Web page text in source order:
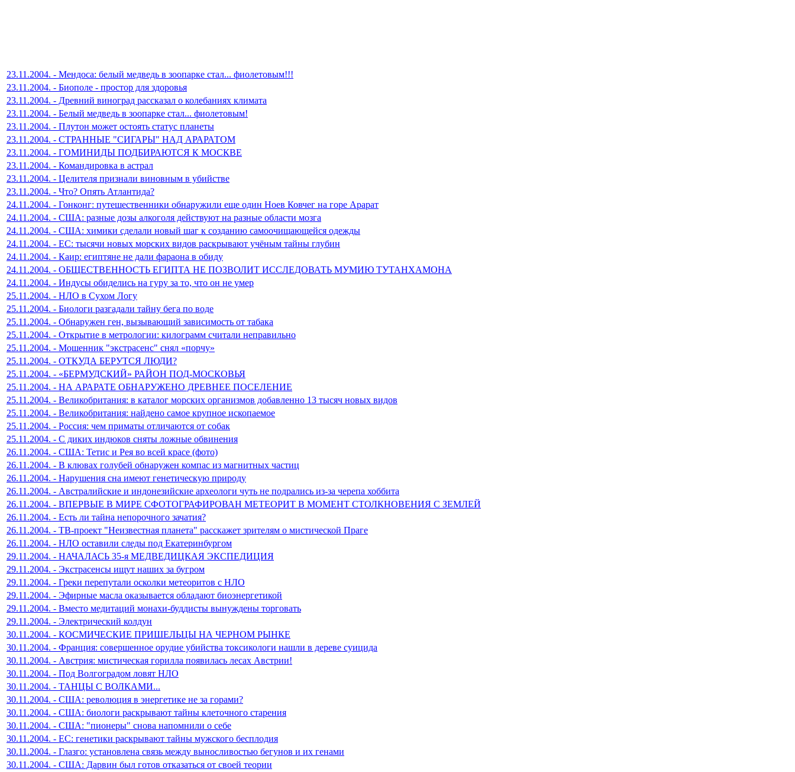
23.11.2004. - Мендоса: белый медведь в зоопарке стал... фиолетовым!!!
23.11.2004. - Биополе - простор для здоровья
23.11.2004. - Древний виноград рассказал о колебаниях климата
23.11.2004. - Белый медведь в зоопарке стал... фиолетовым!
23.11.2004. - Плутон может остоять статус планеты
23.11.2004. - СТРАННЫЕ "СИГАРЫ" НАД АРАРАТОМ
23.11.2004. - ГОМИНИДЫ ПОДБИРАЮТСЯ К МОСКВЕ
23.11.2004. - Командировка в астрал
23.11.2004. - Целителя признали виновным в убийстве
23.11.2004. - Что? Опять Атлантида?
24.11.2004. - Гонконг: путешественники обнаружили еще один Ноев Ковчег на горе Арарат
24.11.2004. - США: разные дозы алкоголя действуют на разные области мозга
24.11.2004. - США: химики сделали новый шаг к созданию самоочищающейся одежды
24.11.2004. - ЕС: тысячи новых морских видов раскрывают учёным тайны глубин
24.11.2004. - Каир: египтяне не дали фараона в обиду
24.11.2004. - ОБЩЕСТВЕННОСТЬ ЕГИПТА НЕ ПОЗВОЛИТ ИССЛЕДОВАТЬ МУМИЮ ТУТАНХАМОНА
24.11.2004. - Индусы обиделись на гуру за то, что он не умер
25.11.2004. - НЛО в Сухом Логу
25.11.2004. - Биологи разгадали тайну бега по воде
25.11.2004. - Обнаружен ген, вызывающий зависимость от табака
25.11.2004. - Открытие в метрологии: килограмм считали неправильно
25.11.2004. - Мошенник "экстрасенс" снял «порчу»
25.11.2004. - ОТКУДА БЕРУТСЯ ЛЮДИ?
25.11.2004. - «БЕРМУДСКИЙ» РАЙОН ПОД-МОСКОВЬЯ
25.11.2004. - НА АРАРАТЕ ОБНАРУЖЕНО ДРЕВНЕЕ ПОСЕЛЕНИЕ
25.11.2004. - Великобритания: в каталог морских организмов добавленно 13 тысяч новых видов
25.11.2004. - Великобритания: найдено самое крупное ископаемое
25.11.2004. - Россия: чем приматы отличаются от собак
25.11.2004. - С диких индюков сняты ложные обвинения
26.11.2004. - США: Тетис и Рея во всей красе (фото)
26.11.2004. - В клювах голубей обнаружен компас из магнитных частиц
26.11.2004. - Нарушения сна имеют генетическую природу
26.11.2004. - Австралийские и индонезийские археологи чуть не подрались из-за черепа хоббита
26.11.2004. - ВПЕРВЫЕ В МИРЕ СФОТОГРАФИРОВАН МЕТЕОРИТ В МОМЕНТ СТОЛКНОВЕНИЯ С ЗЕМЛЕЙ
26.11.2004. - Есть ли тайна непорочного зачатия?
26.11.2004. - ТВ-проект "Неизвестная планета" расскажет зрителям о мистической Праге
26.11.2004. - НЛО оставили следы под Екатеринбургом
29.11.2004. - НАЧАЛАСЬ 35-я МЕДВЕДИЦКАЯ ЭКСПЕДИЦИЯ
29.11.2004. - Экстрасенсы ищут наших за бугром
29.11.2004. - Греки перепутали осколки метеоритов с НЛО
29.11.2004. - Эфирные масла оказывается обладают биоэнергетикой
29.11.2004. - Вместо медитаций монахи-буддисты вынуждены торговать
29.11.2004. - Электрический колдун
30.11.2004. - КОСМИЧЕСКИЕ ПРИШЕЛЬЦЫ НА ЧЕРНОМ РЫНКЕ
30.11.2004. - Франция: совершенное орудие убийства токсикологи нашли в дереве суицида
30.11.2004. - Австрия: мистическая горилла появилась лесах Австрии!
30.11.2004. - Под Волгоградом ловят НЛО
30.11.2004. - ТАНЦЫ С ВОЛКАМИ...
30.11.2004. - США: революция в энергетике не за горами?
30.11.2004. - США: биологи раскрывают тайны клеточного старения
30.11.2004. - США: "пионеры" снова напомнили о себе
30.11.2004. - ЕС: генетики раскрывают тайны мужского бесплодия
30.11.2004. - Глазго: установлена связь между выносливостью бегунов и их генами
30.11.2004. - США: Дарвин был готов отказаться от своей теории